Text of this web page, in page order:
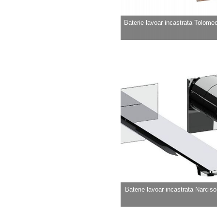
Baterie lavoar incastrata
Baterie lavoar incastrata